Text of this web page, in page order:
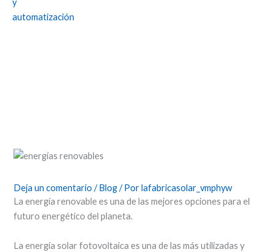
automatización
Deja un comentario /Blog/ Porlafabricasolar_vmphyw
La energía renovable es una de las mejores opciones para el
futuro energético del planeta.
La energía solar fotovoltaica es una de las más utilizadas y